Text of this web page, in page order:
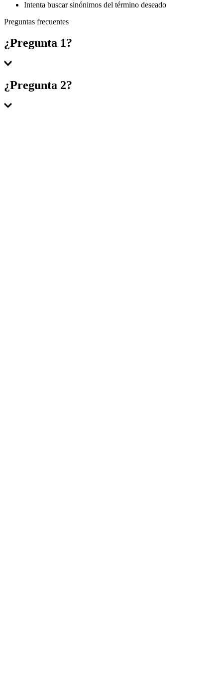
Intenta buscar sinónimos del término deseado
Preguntas frecuentes
¿Pregunta 1?
Respuesta 1
¿Pregunta 2?